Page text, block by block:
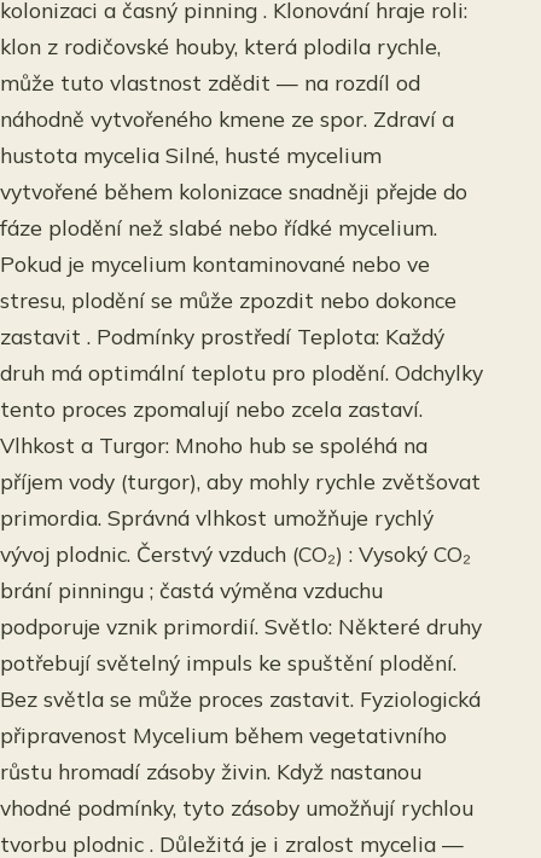
kolonizaci a časný pinning . Klonování hraje roli:
klon z rodičovské houby, která plodila rychle,
může tuto vlastnost zdědit — na rozdíl od
náhodně vytvořeného kmene ze spor. Zdraví a
hustota mycelia Silné, husté mycelium
vytvořené během kolonizace snadněji přejde do
fáze plodění než slabé nebo řídké mycelium.
Pokud je mycelium kontaminované nebo ve
stresu, plodění se může zpozdit nebo dokonce
zastavit . Podmínky prostředí Teplota: Každý
druh má optimální teplotu pro plodění. Odchylky
tento proces zpomalují nebo zcela zastaví.
Vlhkost a Turgor: Mnoho hub se spoléhá na
příjem vody (turgor), aby mohly rychle zvětšovat
primordia. Správná vlhkost umožňuje rychlý
vývoj plodnic. Čerstvý vzduch (CO₂) : Vysoký CO₂
brání pinningu ; častá výměna vzduchu
podporuje vznik primordií. Světlo: Některé druhy
potřebují světelný impuls ke spuštění plodění.
Bez světla se může proces zastavit. Fyziologická
připravenost Mycelium během vegetativního
růstu hromadí zásoby živin. Když nastanou
vhodné podmínky, tyto zásoby umožňují rychlou
tvorbu plodnic . Důležitá je i zralost mycelia —